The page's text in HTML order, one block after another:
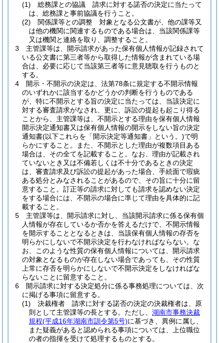
(1)
総務課との協議 請求に対する諾否の決定に当たって
は、総務課と事前協議を行うこと。
(2)
関係課等との調整 対象となる公文書が、他の課等又
は他の機関に関連するものである場合は、当該関係課等
又は機関と連絡を取り、調整すること。
3
主管課等は、開示請求があった保有個人情報が記録されて
いる公文書に第三者等から取得した情報が含まれている場
合は、必要に応じて当該第三者等に意見聴取を行うものと
する。
4
開示・不開示の決定は、法第78条に規定する不開示情報
のいずれかに該当するかどうかの判断を行うものである
が、特に不開示とする旨の決定に当たっては、当該決定に
対する審査請求がなされ、更に、訴訟の提起も起こり得る
ことから、主管課等は、不開示とする理由を保有個人情報
開示決定通知書又は保有個人情報の開示をしない旨の決定
通知書(以下これらを「開示決定等通知書」という。)で明
らかにすること。
また、不開示とした理由が複数項目ある
場合は、その全てを記載すること。 なお、理由が記載され
ていないとき又は不備若しくは不十分であるときの決定
は、審査請求及び訴訟の提起があった場合、手続面で瑕疵
ある処分とみなされることがあるので、その旨に十分に留
意すること。 訂正等の請求に対しても請求を認めない決定
をする場合には、不開示の場合に準じて理由を具体的に記
載すること。
5
主管課等は、開示請求に対し、当該開示請求に係る保有個
人情報が存在しているか否かを答えるだけで、不開示情報
を開示することとなるときは、当該保有個人情報の存否を
明らかにしないで不開示決定を行わなければならない。 な
お、このような性質の保有個人情報については、開示請求
の対象となるものが存在しない場合であっても、その性質
上常に存否を明らかにしないで不開示決定をしなければな
らないことに留意すること。
6
開示請求に対する決定処分に係る事務処理については、次
に掲げる事項に留意する。
(1)
決裁権者 請求に対する諾否の決定の決裁権者は、原
則として主管課等の長とする。 ただし、 湖南市事務決裁
規程(平成16年湖南市訓令第5号)に基づき、異例に属し、
また疑義があると認められる事項については、上位職位
の者の指揮を受けて処理するものとする。